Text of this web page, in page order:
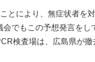
とにより、無症状者を
でもこの予想発言をし
検査場は、広島県が撤